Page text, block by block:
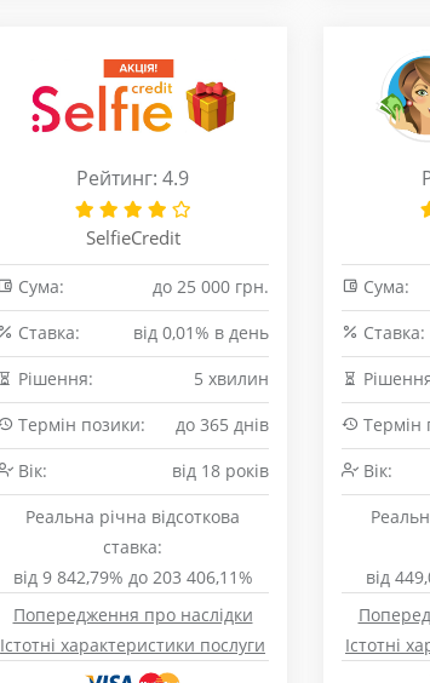
Рейтинг: 4.9
SelfieCredit
Сума:
до 25 000 грн.
Cтавка:
від 0,01% в день
Рішення:
5 хвилин
Термін позики:
до 365 днів
Вік:
від 18 років
Реальна річна відсоткова
ставка:
від 9 842,79% до 203 406,11%
Попередження про наслідки
Істотні характеристики послуги
Сума:
Cтавка:
Термін
Вік:
від
Істотні